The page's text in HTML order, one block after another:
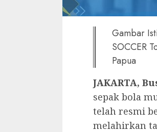
Gambar
SOCCER
Papua
‎JAKARTA,
sepak bola
telah resmi
melahirkan